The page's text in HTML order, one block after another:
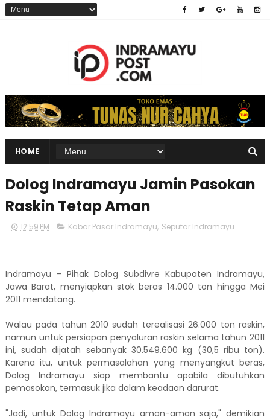
HOME
Dolog Indramayu Jamin Pasokan
Raskin Tetap Aman
12:59 PM Kabar Pasar Indramayu, Seputar Indramayu
Indramayu - Pihak Dolog Subdivre Kabupaten Indramayu,
Jawa Barat, menyiapkan stok beras 14.000 ton hingga Mei
2011 mendatang.
Walau pada tahun 2010 sudah terealisasi 26.000 ton raskin,
namun untuk persiapan penyaluran raskin selama tahun 2011
ini, sudah dijatah sebanyak 30.549.600 kg (30,5 ribu ton).
Karena itu, untuk permasalahan yang menyangkut beras,
Dolog Indramayu siap membantu apabila dibutuhkan
pemasokan, termasuk jika dalam keadaan darurat.
"Jadi, untuk Dolog Indramayu aman-aman saja," demikian